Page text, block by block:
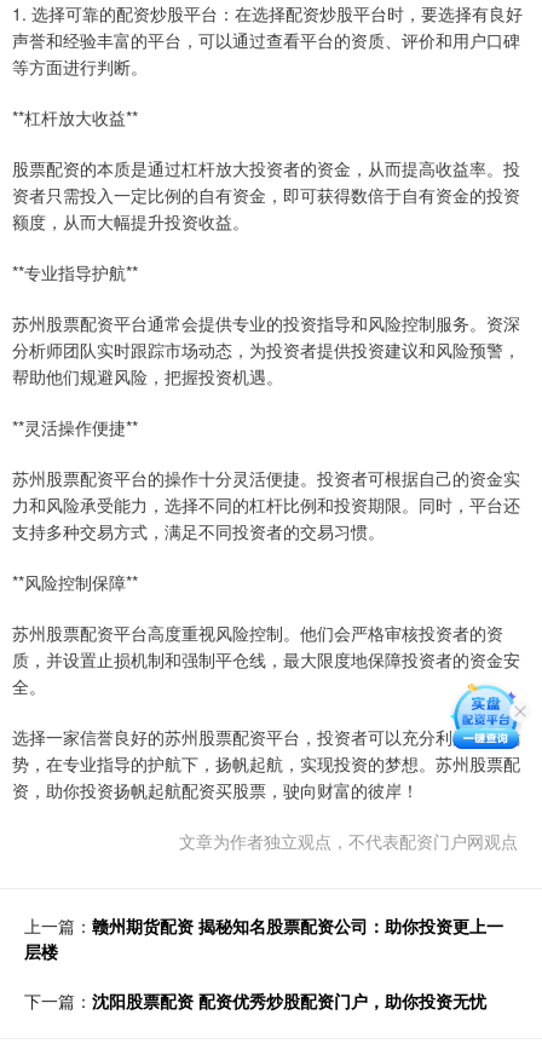
1. 选择可靠的配资炒股平台：在选择配资炒股平台时，要选择有良好
声誉和经验丰富的平台，可以通过查看平台的资质、评价和用户口碑
等方面进行判断。
**杠杆放大收益**
股票配资的本质是通过杠杆放大投资者的资金，从而提高收益率。投
资者只需投入一定比例的自有资金，即可获得数倍于自有资金的投资
额度，从而大幅提升投资收益。
**专业指导护航**
苏州股票配资平台通常会提供专业的投资指导和风险控制服务。资深
分析师团队实时跟踪市场动态，为投资者提供投资建议和风险预警，
帮助他们规避风险，把握投资机遇。
**灵活操作便捷**
苏州股票配资平台的操作十分灵活便捷。投资者可根据自己的资金实
力和风险承受能力，选择不同的杠杆比例和投资期限。同时，平台还
支持多种交易方式，满足不同投资者的交易习惯。
**风险控制保障**
苏州股票配资平台高度重视风险控制。他们会严格审核投资者的资
质，并设置止损机制和强制平仓线，最大限度地保障投资者的资金安
全。
选择一家信誉良好的苏州股票配资平台，投资者可以充分利用杠杆优
势，在专业指导的护航下，扬帆起航，实现投资的梦想。苏州股票配
资，助你投资扬帆起航配资买股票，驶向财富的彼岸！
文章为作者独立观点，不代表配资门户网观点
上一篇： 赣州期货配资 揭秘知名股票配资公司：助你投资更上一
层楼
下一篇： 沈阳股票配资 配资优秀炒股配资门户，助你投资无忧